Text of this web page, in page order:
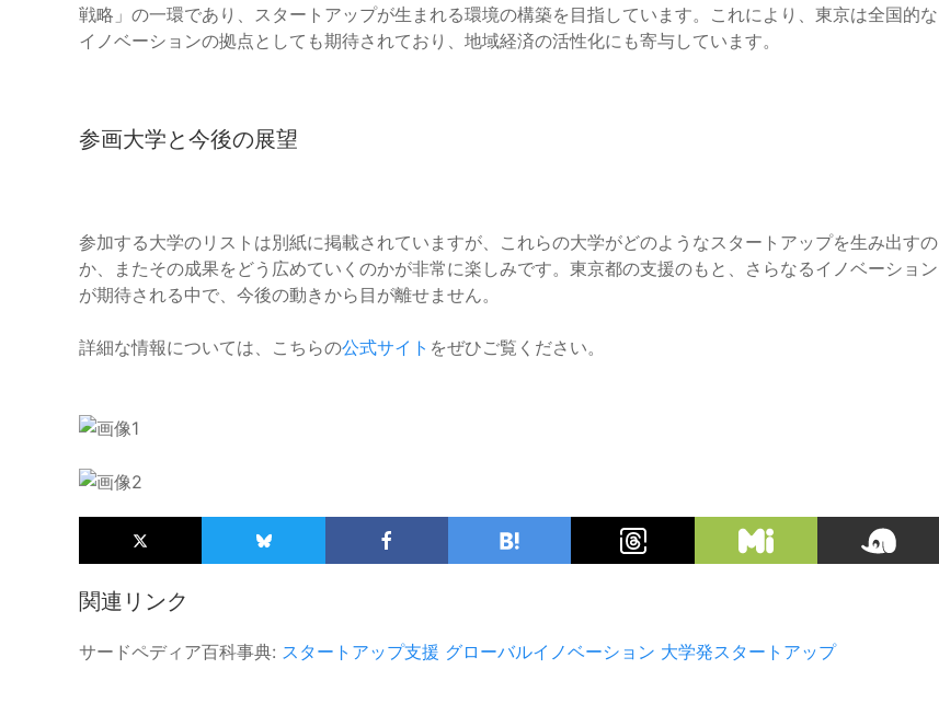
戦略」の一環であり、スタートアップが生まれる環境の構築を目指しています。これにより、東京は全国的な
イノベーションの拠点としても期待されており、地域経済の活性化にも寄与しています。
参画大学と今後の展望
参加する大学のリストは別紙に掲載されていますが、これらの大学がどのようなスタートアップを生み出すの
か、またその成果をどう広めていくのかが非常に楽しみです。東京都の支援のもと、さらなるイノベーション
が期待される中で、今後の動きから目が離せません。
詳細な情報については、こちらの公式サイト をぜひご覧ください。
関連リンク
サードペディア百科事典: スタートアップ支援 グローバルイノベーション 大学発スタートアップ